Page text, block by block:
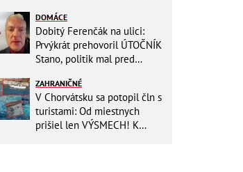
DOMÁCE
Dobitý Ferenčák na ulici:
Prvýkrát prehovoril ÚTOČNÍK
Stano, politik mal pred
partiu!
ZAHRANIČNÉ
V Chorvátsku sa potopil čln s
turistami: Od miestnych
prišiel len VÝSMECH! K